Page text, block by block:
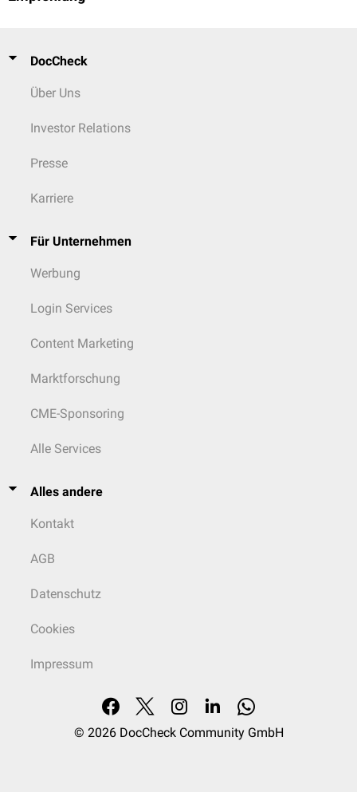
DocCheck
Über Uns
Investor Relations
Presse
Karriere
Für Unternehmen
Werbung
Login Services
Content Marketing
Marktforschung
CME-Sponsoring
Alle Services
Alles andere
Kontakt
AGB
Datenschutz
Cookies
Impressum
© 2026 DocCheck Community GmbH